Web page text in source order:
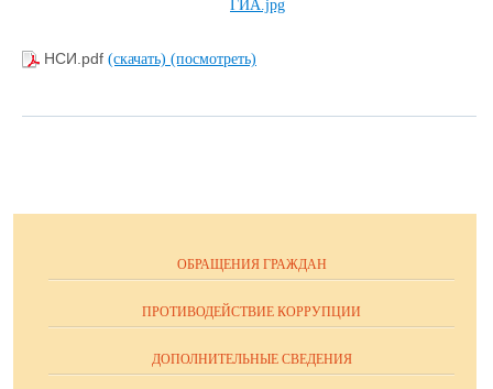
НСИ.pdf (скачать) (посмотреть)
ОБРАЩЕНИЯ ГРАЖДАН
ПРОТИВОДЕЙСТВИЕ КОРРУПЦИИ
ДОПОЛНИТЕЛЬНЫЕ СВЕДЕНИЯ